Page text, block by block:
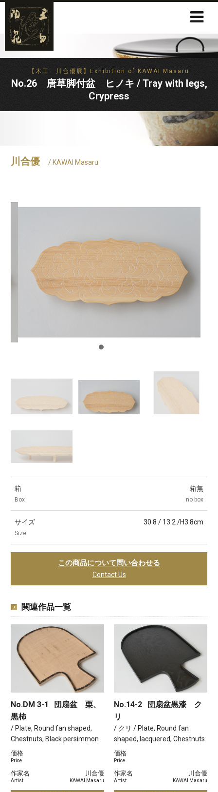
【木工 川合優展】Exhibition of KAWAI Masaru
No.26 唐草脚付盆 ヒノキ / Tray with legs,
Crypress
川合優 / KAWAI Masaru
箱
Box
箱無
no box
サイズ
Size
30.8 / 13.2 /H3.8cm
この商品について問い合わせる
Contact Us
関連作品一覧
No.DM 3-1
団扇盆 栗、
黒柿
/ Plate, Round fan shaped,
Chestnuts, Black persimmon
価格
Price
作家名
Artist
川合優
KAWAI Masaru
No.14-2
団扇盆黒漆 ク
リ
/ クリ / Plate, Round fan
shaped, lacquered, Chestnuts
価格
Price
作家名
Artist
川合優
KAWAI Masaru